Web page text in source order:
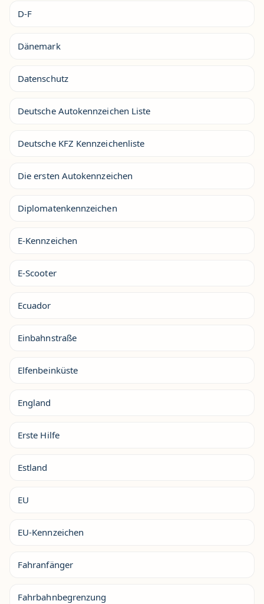
D-F
Dänemark
Datenschutz
Deutsche Autokennzeichen Liste
Deutsche KFZ Kennzeichenliste
Die ersten Autokennzeichen
Diplomatenkennzeichen
E-Kennzeichen
E-Scooter
Ecuador
Einbahnstraße
Elfenbeinküste
England
Erste Hilfe
Estland
EU
EU-Kennzeichen
Fahranfänger
Fahrbahnbegrenzung